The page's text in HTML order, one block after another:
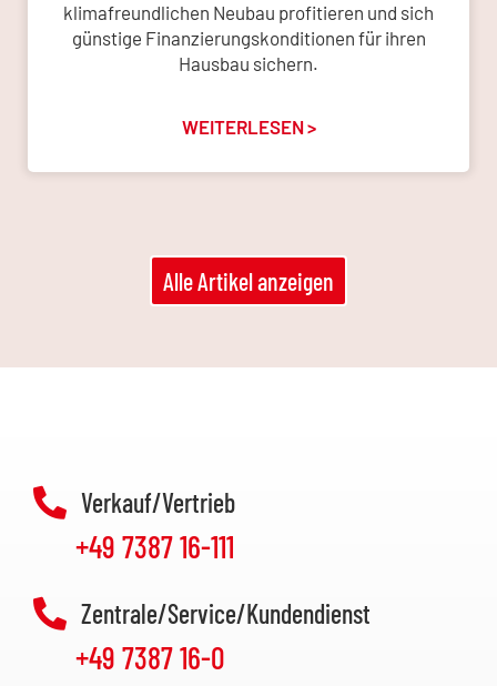
klimafreundlichen Neubau profitieren und sich
günstige Finanzierungskonditionen für ihren
Hausbau sichern.
WEITERLESEN >
Alle Artikel anzeigen
Verkauf/Vertrieb
+49 7387 16-111
Zentrale/Service/Kundendienst
+49 7387 16-0